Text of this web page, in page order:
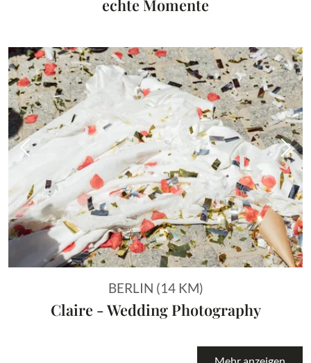
echte Momente
Vorheriges Bild
BERLIN (14 KM)
Claire - Wedding Photography
Mehr anzeigen